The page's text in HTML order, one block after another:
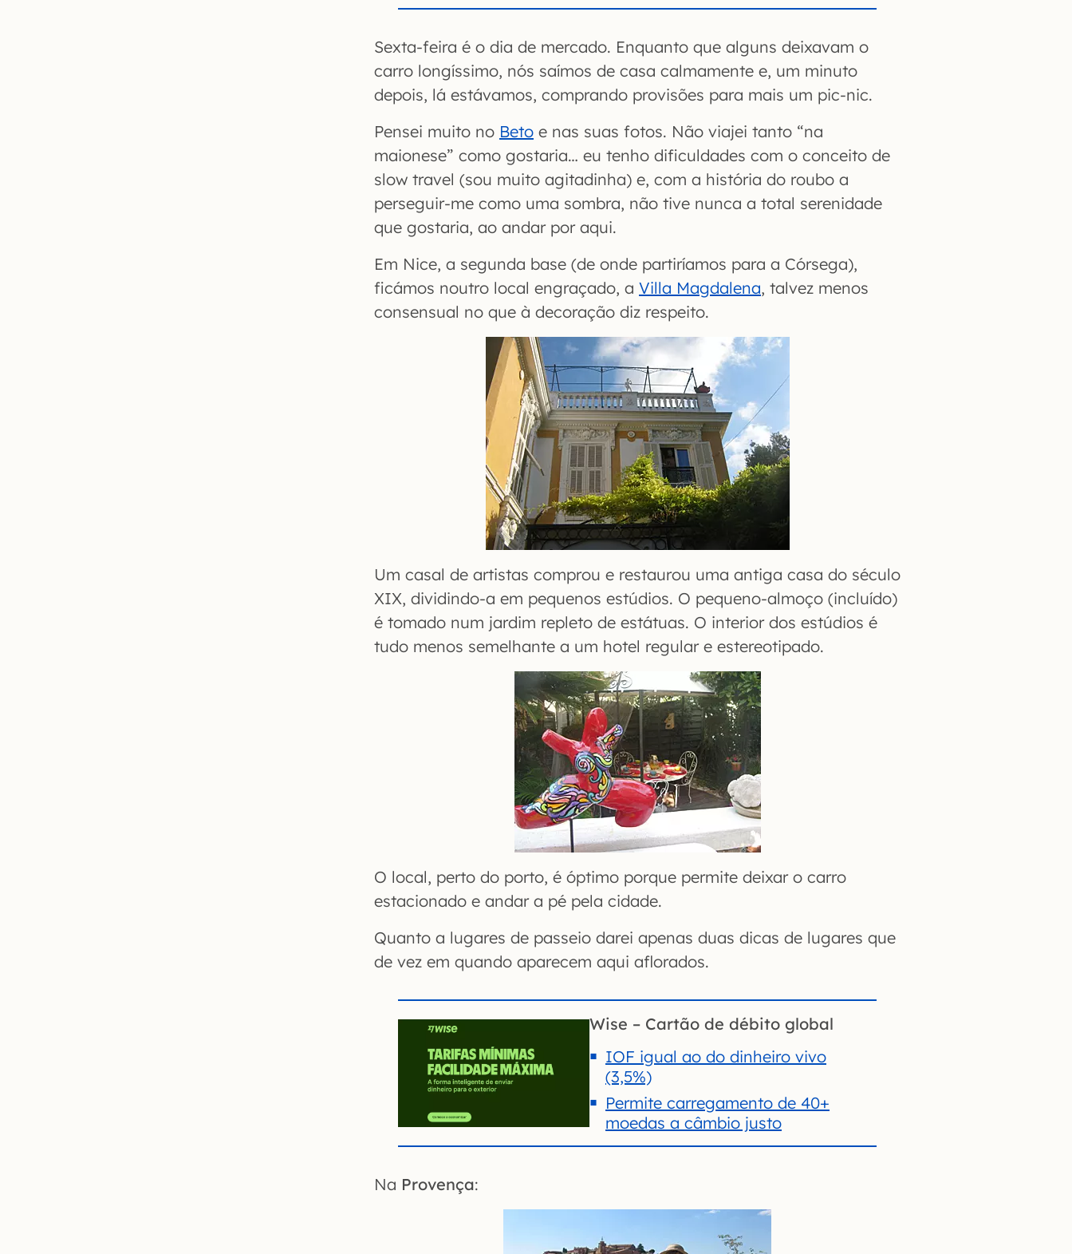
Sexta-feira é o dia de mercado. Enquanto que alguns deixavam o
carro longíssimo, nós saímos de casa calmamente e, um minuto
depois, lá estávamos, comprando provisões para mais um pic-nic.
Pensei muito no Beto e nas suas fotos. Não viajei tanto “na
maionese” como gostaria… eu tenho dificuldades com o conceito de
slow travel (sou muito agitadinha) e, com a história do roubo a
perseguir-me como uma sombra, não tive nunca a total serenidade
que gostaria, ao andar por aqui.
Em Nice, a segunda base (de onde partiríamos para a Córsega),
ficámos noutro local engraçado, a Villa Magdalena, talvez menos
consensual no que à decoração diz respeito.
Um casal de artistas comprou e restaurou uma antiga casa do século
XIX, dividindo-a em pequenos estúdios. O pequeno-almoço (incluído)
é tomado num jardim repleto de estátuas. O interior dos estúdios é
tudo menos semelhante a um hotel regular e estereotipado.
O local, perto do porto, é óptimo porque permite deixar o carro
estacionado e andar a pé pela cidade.
Quanto a lugares de passeio darei apenas duas dicas de lugares que
de vez em quando aparecem aqui aflorados.
Wise – Cartão de débito global
IOF igual ao do dinheiro vivo
(3,5%)
Permite carregamento de 40+
moedas a câmbio justo
Na Provença: